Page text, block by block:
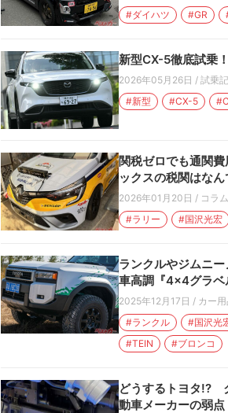
#ダイハツ
#GR
新型CX-5徹底試乗
2026年05月26日 / 試乗記
#新型
#CX-5
関税ゼロでも通関
ックスの税関はな
2026年01月20日 / コラム
#ラリー
#国沢光宏
ランクルやジムニ
車高調『4×4グラベ
2025年12月17日 / カー用
#ランクル
#国沢光
#TEIN
#ブロンコ
どうするトヨタ!?
動車メーカーの弱